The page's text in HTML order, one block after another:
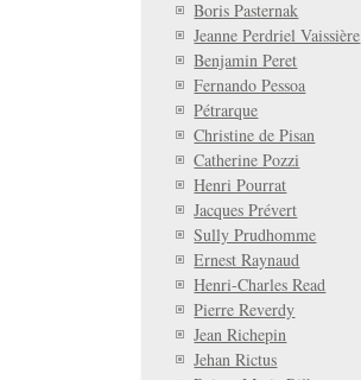
Boris Pasternak
Jeanne Perdriel Vaissière
Benjamin Peret
Fernando Pessoa
Pétrarque
Christine de Pisan
Catherine Pozzi
Henri Pourrat
Jacques Prévert
Sully Prudhomme
Ernest Raynaud
Henri-Charles Read
Pierre Reverdy
Jean Richepin
Jehan Rictus